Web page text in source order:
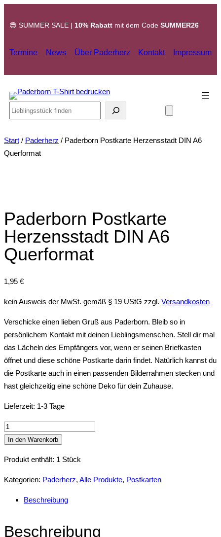
Inhalt
😎 SUMMER SALE | 10% Rabattmit dem Code SUMMER26
Termine News Über Paderherz Kontakt Impressum
Search
Start / Paderherz / Paderborn Postkarte Herzensstadt DIN A6
Querformat
Paderborn Postkarte
Herzensstadt DIN A6
Querformat
1,95 €
kein Ausweis der MwSt. gemäß § 19 UStG zzgl. Versandkosten
Verschicke einen lieben Gruß aus Paderborn. Bleib so in
persönlichem Kontakt mit deinen Lieblingsmenschen. Stell dir mal
das Lächeln des Empfängers vor, wenn er seinen Briefkasten
öffnet und diese schöne Postkarte darin findet. Natürlich kannst du
die Postkarte auch in einen passenden Bilderrahmen stecken und
hast gleichzeitig eine schöne Deko für dein Zuhause.
Lieferzeit: 1-3 Tage
Paderborn
Postkarte
DIN
A6
Menge
In den Warenkorb
Produkt enthält: 1 Stück
Kategorien: Paderherz, Alle Produkte, Postkarten
Beschreibung
Beschreibung